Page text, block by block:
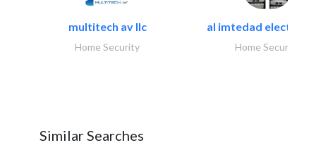
multitech av llc
Home Security
al imtedad
Home Security
Similar Searches